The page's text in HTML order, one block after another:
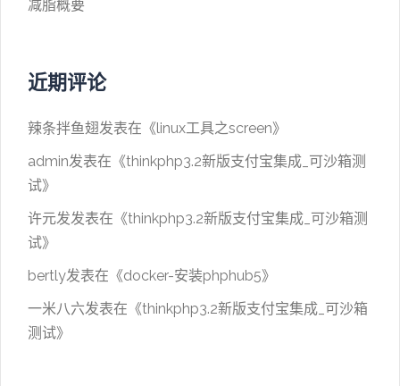
减脂概要
近期评论
辣条拌鱼翅发表在《linux工具之screen》
admin发表在《thinkphp3.2新版支付宝集成_可沙箱测
试》
许元发发表在《thinkphp3.2新版支付宝集成_可沙箱测
试》
bertly发表在《docker-安装phphub5》
一米八六发表在《thinkphp3.2新版支付宝集成_可沙箱
测试》